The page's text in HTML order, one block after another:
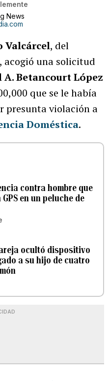
News
Valcárcel, del
, acogió una solicitud
A. Betancourt López
que se le había
presunta violación a
Doméstica.
contra hombre que
en un peluche de
ocultó dispositivo
a su hijo de cuatro